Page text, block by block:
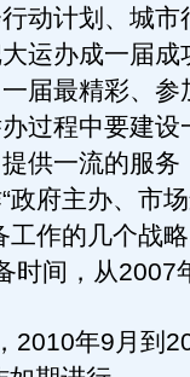
动计划、城市
运办成一届成
届最精彩、参
过程中要建设
供一流的服务
政府主办、市
工作的几个战
时间，从2007
年9月到